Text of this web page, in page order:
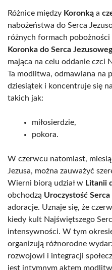
Różnice między Koronką a
nabożeństwa do Serca
różnych formach
Koronka do Serca
mająca na celu oddanie czci
Ta modlitwa, odmawiana na
dziesiątek i koncentruje się
takich jak:
miłosierdzie,
pokora.
W czerwcu natomiast,
Jezusa, można zauważyć
Wierni biorą udział w Litanii
obchodzą Uroczystość Serca
adoracje. Uznaje się, że
kiedy kult Najświętszego
intensywności. W tym
organizują różnorodne
rozwojowi i integracji
jest intymnym aktem